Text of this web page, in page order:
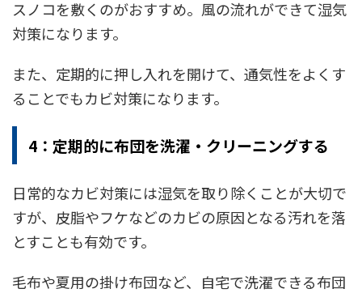
スノコを敷くのがおすすめ。風の流れができて湿気
対策になります。
また、定期的に押し入れを開けて、通気性をよくす
ることでもカビ対策になります。
4：定期的に布団を洗濯・クリーニングする
日常的なカビ対策には湿気を取り除くことが大切で
すが、皮脂やフケなどのカビの原因となる汚れを落
とすことも有効です。
毛布や夏用の掛け布団など、自宅で洗濯できる布団